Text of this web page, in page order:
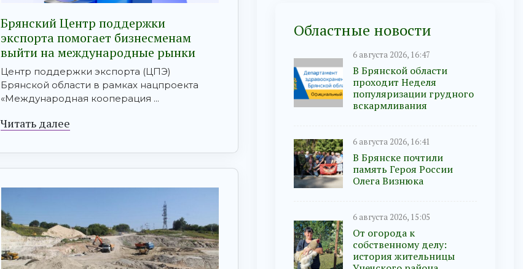
Брянский Центр поддержки
экспорта помогает бизнесменам
выйти на международные рынки
Центр поддержки экспорта (ЦПЭ)
Брянской области в рамках нацпроекта
«Международная кооперация ...
Читать далее
Областные новости
6 августа 2026, 16:47
В Брянской области
проходит Неделя
популяризации грудного
вскармливания
6 августа 2026, 16:41
В Брянске почтили
память Героя России
Олега Визнюка
6 августа 2026, 15:05
От огорода к
собственному делу:
история жительницы